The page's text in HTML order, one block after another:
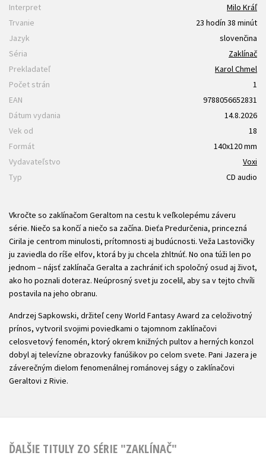
Interpret
Milo Kráľ
Trvanie
23 hodín 38 minút
Jazyk
slovenčina
Séria
Zaklínač
Prekladateľ
Karol Chmel
Počet strán
1
EAN
9788056652831
Dátum vydania
14.8.2026
Vek od
18
Formát
140x120 mm
Vydavateľstvo
Voxi
Typ
CD audio
Vkročte so zaklínačom Geraltom na cestu k veľkolepému záveru
série. Niečo sa končí a niečo sa začína. Dieťa Predurčenia, princezná
Cirila je centrom minulosti, prítomnosti aj budúcnosti. Veža Lastovičky
ju zaviedla do ríše elfov, ktorá by ju chcela zhltnúť. No ona túži len po
jednom – nájsť zaklínača Geralta a zachrániť ich spoločný osud aj život,
ako ho poznali doteraz. Neúprosný svet ju zocelil, aby sa v tejto chvíli
postavila na jeho obranu.
Andrzej Sapkowski, držiteľ ceny World Fantasy Award za celoživotný
prínos, vytvoril svojimi poviedkami o tajomnom zaklínačovi
celosvetový fenomén, ktorý okrem knižných pultov a herných konzol
dobyl aj televízne obrazovky fanúšikov po celom svete. Pani Jazera je
záverečným dielom fenomenálnej románovej ságy o zaklínačovi
Geraltovi z Rivie.
ĎALŠIE TITULY ZO SÉRIE "ZAKLÍNAČ"